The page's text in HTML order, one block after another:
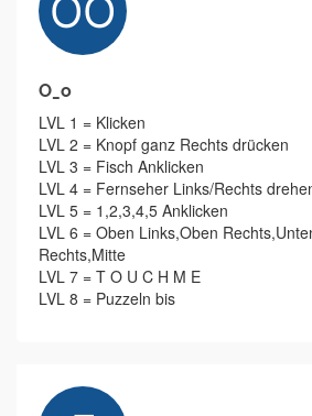
O_o
LVL 1 = Klicken
LVL 2 = Knopf ganz Rechts drücken
LVL 3 = Fisch Anklicken
LVL 4 = Fernseher Links/Rechts
LVL 5 = 1,2,3,4,5 Anklicken
LVL 6 = Oben Links,Oben
Rechts,Mitte
LVL 7 = T O U C H M E
LVL 8 = Puzzeln bis